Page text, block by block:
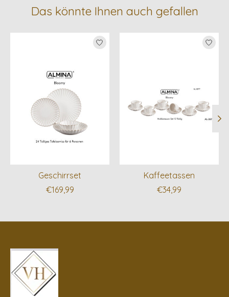
Das könnte Ihnen auch gefallen
Produkt-Karussell-Artikel
Geschirrset
€169,99
Kaffeetassen
€34,99